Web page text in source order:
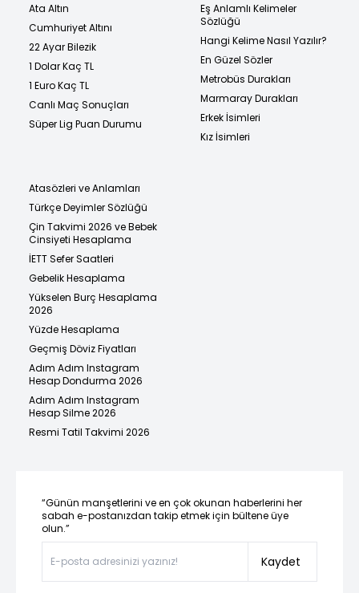
Ata Altın
Cumhuriyet Altını
22 Ayar Bilezik
1 Dolar Kaç TL
1 Euro Kaç TL
Canlı Maç Sonuçları
Süper Lig Puan Durumu
Eş Anlamlı Kelimeler
Sözlüğü
Hangi Kelime Nasıl Yazılır?
En Güzel Sözler
Metrobüs Durakları
Marmaray Durakları
Erkek İsimleri
Kız İsimleri
Atasözleri ve Anlamları
Türkçe Deyimler Sözlüğü
Çin Takvimi 2026 ve Bebek
Cinsiyeti Hesaplama
İETT Sefer Saatleri
Gebelik Hesaplama
Yükselen Burç Hesaplama
2026
Yüzde Hesaplama
Geçmiş Döviz Fiyatları
Adım Adım Instagram
Hesap Dondurma 2026
Adım Adım Instagram
Hesap Silme 2026
Resmi Tatil Takvimi 2026
“Günün manşetlerini ve en çok okunan haberlerini her
sabah e-postanızdan takip etmek için bültene üye
olun.”
Kaydet